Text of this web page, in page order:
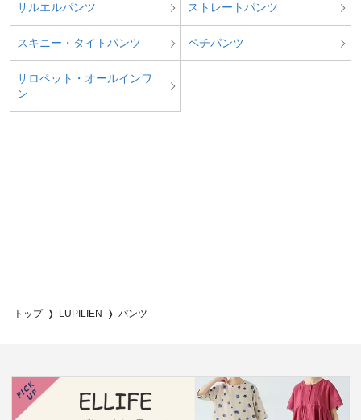
サルエルパンツ ストレートパンツ
スキニー・タイトパンツ ペチパンツ
サロペット・オールインワ
ン
トップ LUPILIEN パンツ